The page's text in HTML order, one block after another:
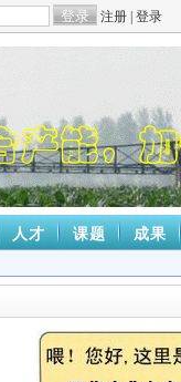
注册 登录
人才 课题 成果